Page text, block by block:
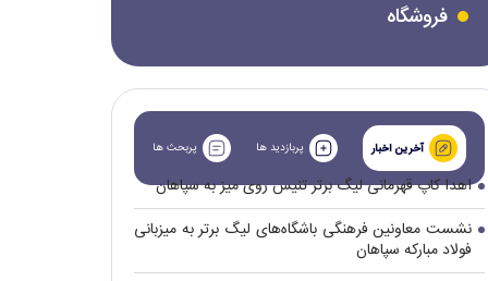
فروشگاه
آخرین اخبار پربازدید ها پربحث ها
اهدا کاپ قهرمانی لیگ برتر تنیس روی میز به سپاهان
نشست معاونین فرهنگی باشگاه‌های لیگ برتر به میزبانی
فولاد مبارکه سپاهان